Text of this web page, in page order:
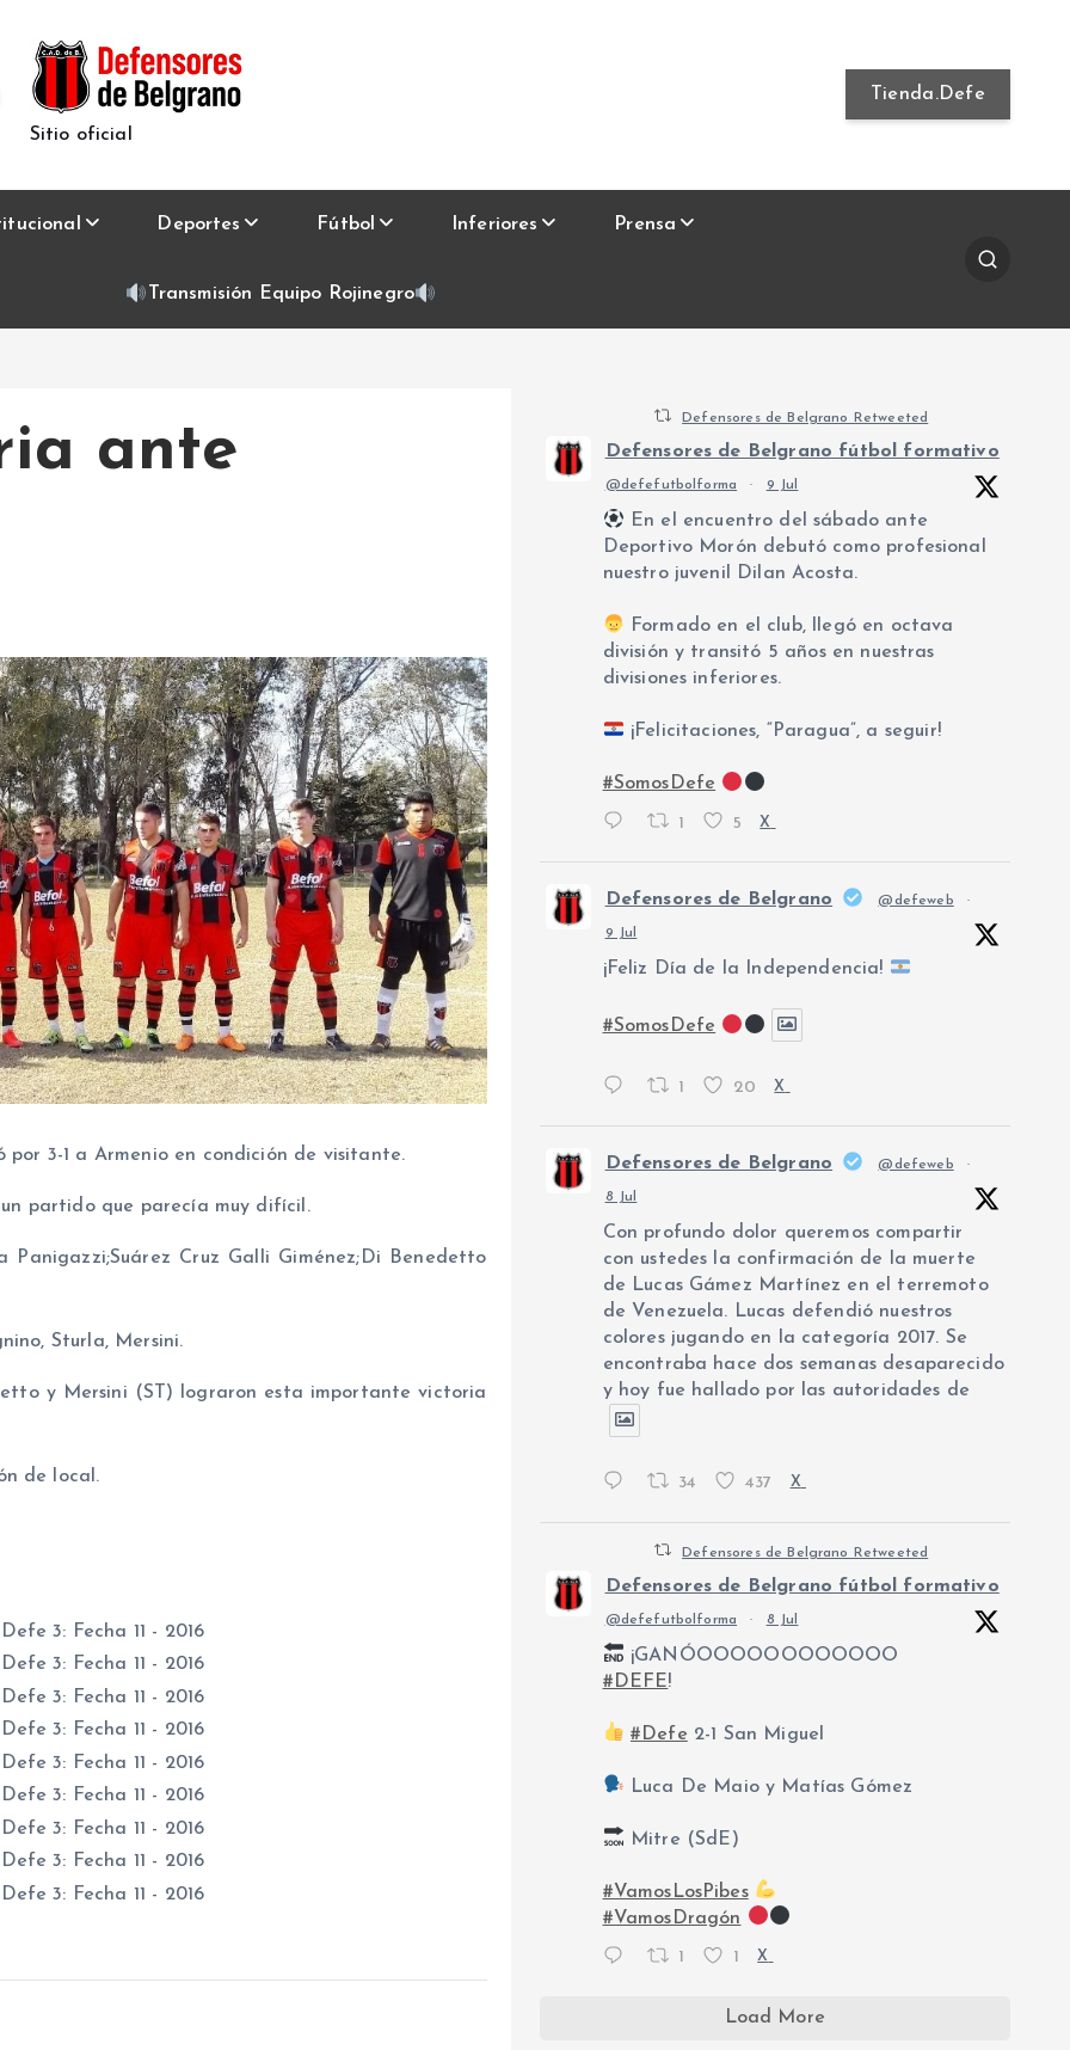
Sitio oficial
Tienda.Defe
Deportes Fútbol Inferiores Prensa
Transmisión Equipo Rojinegro
ante
3-1 a Armenio en condición de visitante.
partido que parecía muy difícil.
Cruz Galli Giménez;Di Benedetto
Sturla, Mersini.
y Mersini (ST) lograron esta importante victoria
de local.
Defensores de Belgrano Retweeted
Defensores de Belgrano fútbol formativo
@defefutbolforma · 9 Jul
En el encuentro del sábado ante
Deportivo Morón debutó como profesional
nuestro juvenil Dilan Acosta.
Formado en el club, llegó en octava
división y transitó 5 años en nuestras
divisiones inferiores.
¡Felicitaciones, “Paragua”, a seguir!
#SomosDefe
1 5 X
Defensores de Belgrano @defeweb ·
9 Jul
¡Feliz Día de la Independencia!
#SomosDefe
1 20 X
Defensores de Belgrano @defeweb ·
8 Jul
Con profundo dolor queremos compartir
con ustedes la confirmación de la muerte
de Lucas Gámez Martínez en el terremoto
de Venezuela. Lucas defendió nuestros
colores jugando en la categoría 2017. Se
encontraba hace dos semanas desaparecido
y hoy fue hallado por las autoridades de
34 437 X
Defensores de Belgrano Retweeted
Defensores de Belgrano fútbol formativo
@defefutbolforma · 8 Jul
¡GANÓOOOOOOOOOOOO
#DEFE!
#Defe 2-1 San Miguel
Luca De Maio y Matías Gómez
Mitre (SdE)
#VamosLosPibes
#VamosDragón
1 1 X
Load More